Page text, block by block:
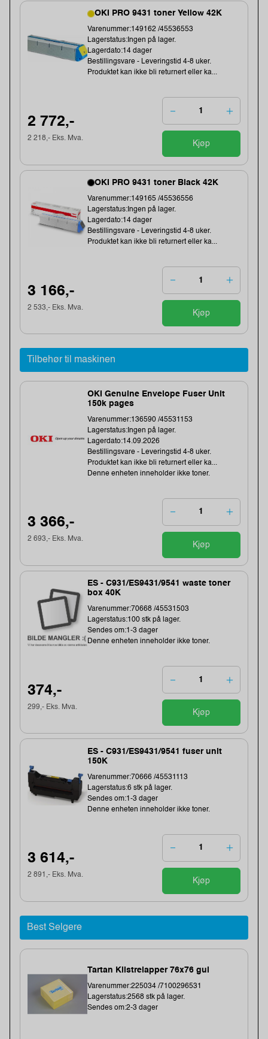
OKI PRO 9431 toner Yellow 42K
Varenummer:149162 /45536553
Lagerstatus:Ingen på lager.
Lagerdato:14 dager
Bestillingsvare - Leveringstid 4-8 uker.
Produktet kan ikke bli returnert eller ka...
2 772,-
2 218,- Eks. Mva.
Kjøp
OKI PRO 9431 toner Black 42K
Varenummer:149165 /45536556
Lagerstatus:Ingen på lager.
Lagerdato:14 dager
Bestillingsvare - Leveringstid 4-8 uker.
Produktet kan ikke bli returnert eller ka...
3 166,-
2 533,- Eks. Mva.
Kjøp
Tilbehør til maskinen
OKI Genuine Envelope Fuser Unit
150k pages
Varenummer:136590 /45531153
Lagerstatus:Ingen på lager.
Lagerdato:14.09.2026
Bestillingsvare - Leveringstid 4-8 uker.
Produktet kan ikke bli returnert eller ka...
Denne enheten inneholder ikke toner.
3 366,-
2 693,- Eks. Mva.
Kjøp
ES - C931/ES9431/9541 waste toner
box 40K
Varenummer:70668 /45531503
Lagerstatus:100 stk på lager.
Sendes om:1-3 dager
Denne enheten inneholder ikke toner.
374,-
299,- Eks. Mva.
Kjøp
ES - C931/ES9431/9541 fuser unit
150K
Varenummer:70666 /45531113
Lagerstatus:6 stk på lager.
Sendes om:1-3 dager
Denne enheten inneholder ikke toner.
3 614,-
2 891,- Eks. Mva.
Kjøp
Best Selgere
Tartan Klistrelapper 76x76 gul
Varenummer:225034 /7100296531
Lagerstatus:2568 stk på lager.
Sendes om:2-3 dager